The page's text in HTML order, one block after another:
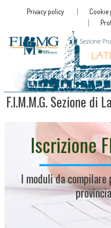
Privacy policy Cookie
F.I.M.M.G. Sezione di
Iscrizione
I moduli da compilare